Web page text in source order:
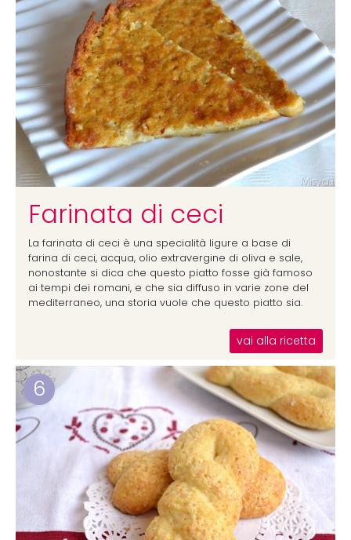
Farinata di ceci
La farinata di ceci è una specialità ligure a base di
farina di ceci, acqua, olio extravergine di oliva e sale,
nonostante si dica che questo piatto fosse già famoso
ai tempi dei romani, e che sia diffuso in varie zone del
mediterraneo, una storia vuole che questo piatto sia.
vai alla ricetta
6